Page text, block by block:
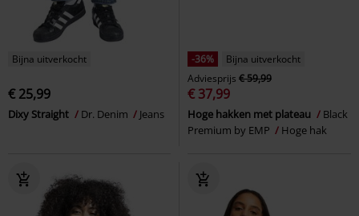
Bijna uitverkocht
€ 25,99
Dixy Straight Dr. Denim Jeans
-36%
Bijna uitverkocht
Adviesprijs € 59,99
€ 37,99
Hoge hakken met plateau
Black
Premium by EMP
Hoge hak